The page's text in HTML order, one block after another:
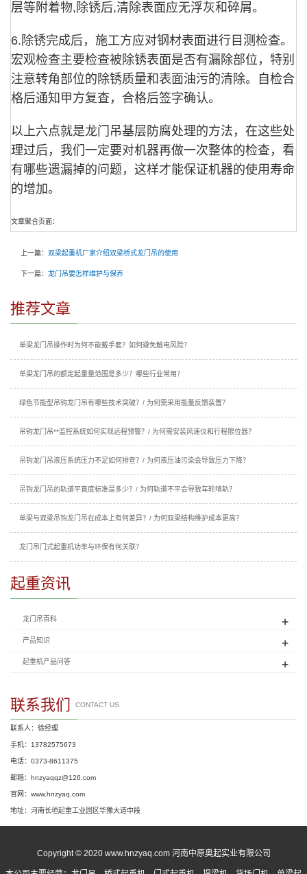
层等附着物,除锈后,清除表面应无浮灰和碎屑。
6.除锈完成后，施工方应对钢材表面进行目测检查。
宏观检查主要检查被除锈表面是否有漏除部位，特别
注意转角部位的除锈质量和表面油污的清除。自检合
格后通知甲方复查，合格后签字确认。
以上六点就是龙门吊基层防腐处理的方法，在这些处
理过后，我们一定要对机器再做一次整体的检查，看
有哪些遗漏掉的问题，这样才能保证机器的使用寿命
的增加。
文章聚合页面：
上一篇： 双梁起重机厂家介绍双梁桥式龙门吊的使用
下一篇： 龙门吊要怎样维护与保养
推荐文章
单梁龙门吊操作时为何不能戴手套？如何避免触电风险？
单梁龙门吊的额定起重量范围是多少？哪些行业常用？
绿色节能型吊钩龙门吊有哪些技术突破？/ 为何需采用能量反馈装置？
吊钩龙门吊**监控系统如何实现远程预警？/ 为何需安装风速仪和行程限位器？
吊钩龙门吊液压系统压力不足如何排查？/ 为何液压油污染会导致压力下降？
吊钩龙门吊的轨道平直度标准是多少？/ 为何轨道不平会导致车轮啃轨？
单梁与双梁吊钩龙门吊在成本上有何差异？/ 为何双梁结构维护成本更高？
龙门吊门式起重机功率与环保有何关联？
起重资讯
龙门吊百科 +
产品知识 +
起重机产品问答 +
联系我们 CONTACT US
联系人：徐经理
手机：13782575673
电话：0373-8611375
邮箱：hnzyaqqz@126.com
官网：www.hnzyaq.com
地址：河南长垣起重工业园区华豫大道中段
Copyright © 2020 www.hnzyaq.com 河南中原奥起实业有限公司